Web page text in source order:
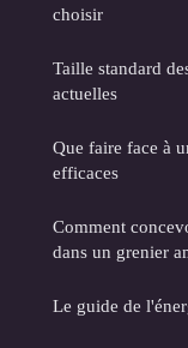
choisir
Taille standard
actuelles
Que faire face à
efficaces
Comment
dans un grenier
Le guide de